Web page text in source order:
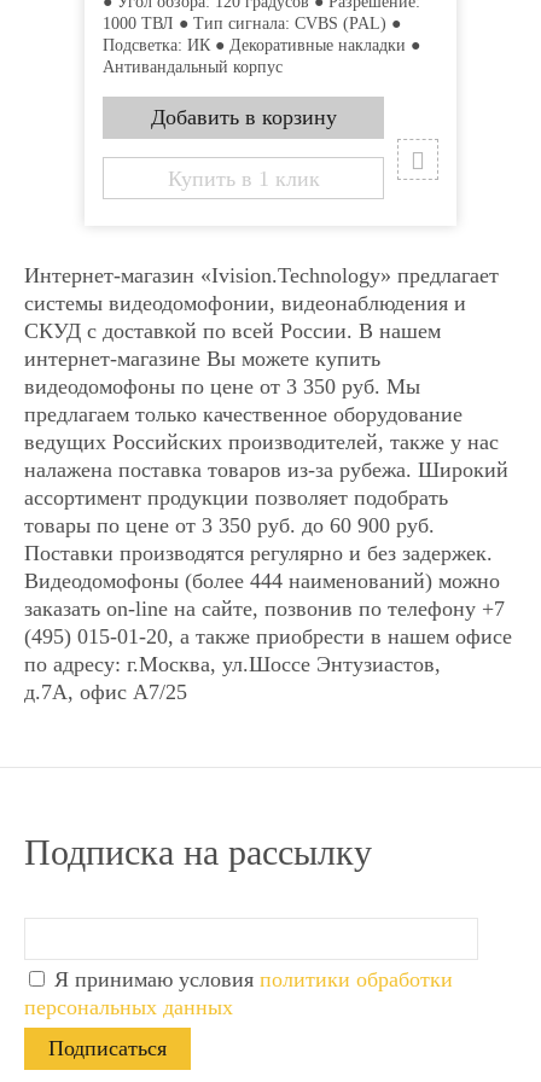
Купить в 1 клик
Купить в 1 клик x
Наименование:
Количество:
Имя
Email
Телефон
Комментарий к заказу
новинка
Купить в 1 клик
Купить в 1 клик x
Наименование:
Количество:
Имя
Email
Телефон
Комментарий к заказу
новинка
1000 ТВЛ ● Тип сигнала: CVBS (PAL) ●
Подсветка: ИК ● Декоративные накладки ●
Антивандальный корпус
Купить в 1 клик
Интернет-магазин «Ivision.Technology» предлагает
системы видеодомофонии, видеонаблюдения и
СКУД с доставкой по всей России. В нашем
интернет-магазине Вы можете купить
видеодомофоны по цене от 3 350 руб. Мы
предлагаем только качественное оборудование
ведущих Российских производителей, также у нас
налажена поставка товаров из-за рубежа. Широкий
ассортимент продукции позволяет подобрать
товары по цене от 3 350 руб. до 60 900 руб.
Поставки производятся регулярно и без задержек.
Видеодомофоны (более 444 наименований) можно
заказать on-line на сайте, позвонив по телефону +7
(495) 015-01-20, а также приобрести в нашем офисе
по адресу: г.Москва, ул.Шоссе Энтузиастов,
д.7А, офис А7/25
Подписка на рассылку
Я принимаю условия политики обработки
персональных данных